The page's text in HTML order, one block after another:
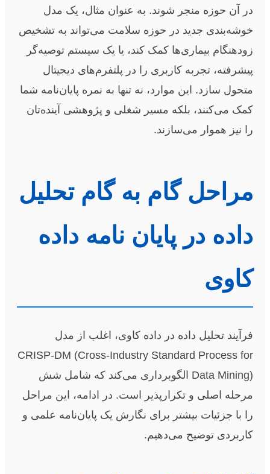
در آن حوزه منجر شوند. به عنوان مثال، یک مدل
خوشه‌بندی جدید در حوزه سلامت می‌تواند به تشخیص
زودهنگام بیماری‌ها کمک کند، یا یک سیستم توصیه‌گر
پیشرفته، تجربه کاربری را در پلتفرم‌های دیجیتال
متحول سازد. این موارد، نه تنها به نمره پایان‌نامه شما
کمک می‌کنند، بلکه مسیر شغلی و پژوهشی آینده‌تان
را نیز هموار می‌سازند.
مراحل گام به گام تحلیل
داده در پایان نامه داده
کاوی
فرآیند تحلیل داده در داده کاوی، اغلب از مدل
CRISP-DM (Cross-Industry Standard Process for
Data Mining) الگوبرداری می‌کند که شامل شش
مرحله اصلی و تکرارپذیر است. در ادامه، این مراحل
را با جزئیات بیشتر برای نگارش یک پایان‌نامه علمی و
کاربردی توضیح می‌دهیم.